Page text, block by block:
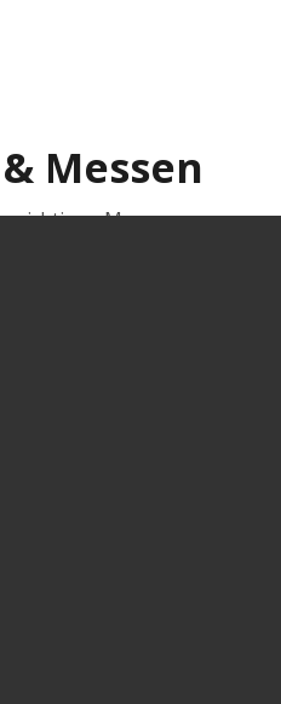
Messen
wichtigen Messen,